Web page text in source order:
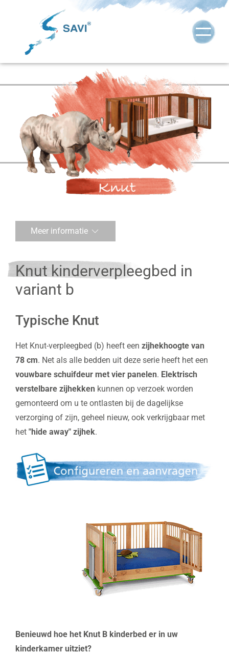
Meer informatie
Knut kinderverpleegbed in
variant b
Typische Knut
Het Knut-verpleegbed (b) heeft een zijhekhoogte van
78 cm. Net als alle bedden uit deze serie heeft het een
vouwbare schuifdeur met vier panelen. Elektrisch
verstelbare zijhekken kunnen op verzoek worden
gemonteerd om u te ontlasten bij de dagelijkse
verzorging of zijn, geheel nieuw, ook verkrijgbaar met
het "hide away" zijhek.
Benieuwd hoe het Knut B kinderbed er in uw
kinderkamer uitziet?